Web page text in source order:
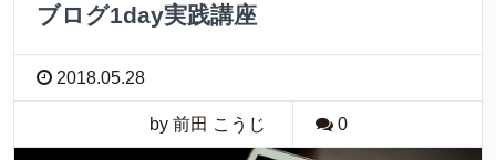
ブログ1day実践講座
2018.05.28
by 前田 こうじ 0